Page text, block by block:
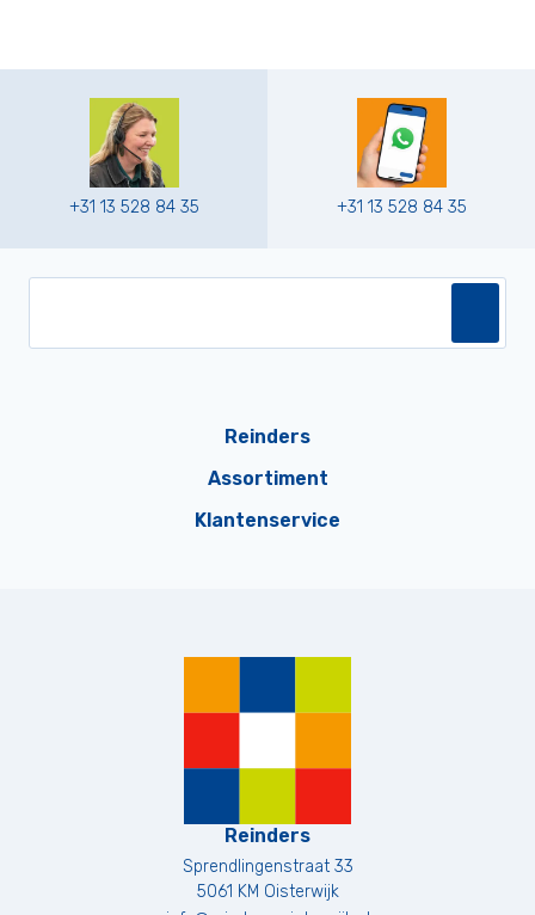
+31 13 528 84 35 +31 13 528 84 35
Reinders
Assortiment
Klantenservice
Reinders
Sprendlingenstraat 33
5061 KM Oisterwijk